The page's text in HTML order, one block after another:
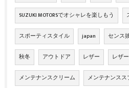
SUZUKI MOTORSでオシャレを楽しもう
スポーティスタイル japan センス
秋冬 アウトドア レザー レザ
メンテナンスクリーム メンテナンスス